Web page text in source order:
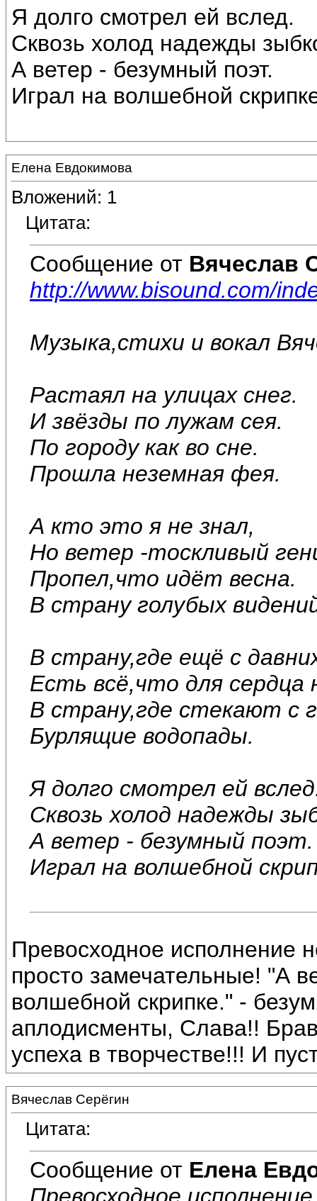
Я долго смотрел ей вслед.
Сквозь холод надежды
А ветер - безумный поэт.
Играл на волшебной
Елена Евдокимова
Вложений: 1
Цитата:
Сообщение от Вячеслав
http://www.bisound.com/
Музыка,стихи и вокал
Растаял на улицах снег.
И звёзды по лужам сея.
По городу как во сне.
Прошла неземная фея.
А кто это я не знал,
Но ветер -тоскливый
Пропел,что идёт весна.
В страну голубых
В страну,где ещё с
Есть всё,что для сердца
В страну,где стекают с
Бурлящие водопады.
Я долго смотрел ей
Сквозь холод надежды
А ветер - безумный поэт.
Играл на волшебной
Превосходное исполнение
просто замечательные! "А
волшебной скрипке." -
аплодисменты, Слава!!
успеха в творчестве!!! И
Вячеслав Серёгин
Цитата:
Сообщение от Елена
Превосходное